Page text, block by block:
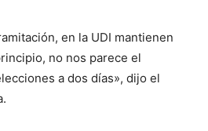
en la UDI mantienen
no nos parece el
a dos días», dijo el